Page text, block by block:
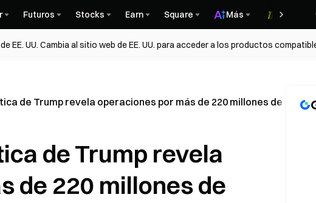
Futuros Stocks Earn Square Más
UU. Cambia al sitio web de EE. UU. para acceder a los productos
de Trump revela operaciones por más de 220 millones de
de Trump revela
de 220 millones de